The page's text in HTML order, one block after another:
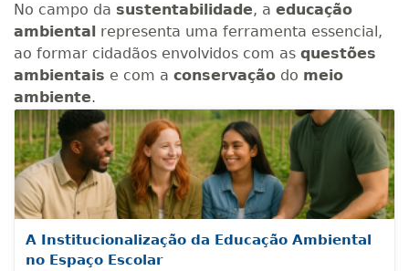
No campo da sustentabilidade, a educação
ambiental representa uma ferramenta essencial,
ao formar cidadãos envolvidos com as questões
ambientais e com a conservação do meio
ambiente.
A Institucionalização da Educação Ambiental
no Espaço Escolar